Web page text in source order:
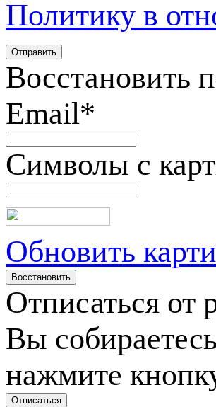
Политику в
Восстановить
Email*
Символы с
Обновить
Отписаться от
Вы
нажмите